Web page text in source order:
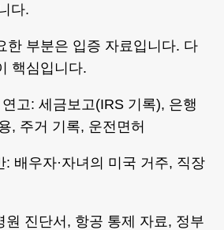
다.
한 부분은 입증 자료입니다. 다
핵심입니다.
고: 세금보고(IRS 기록), 은행
, 주거 기록, 운전면허
배우자·자녀의 미국 거주, 직장
원 진단서, 항공 통제 자료, 정부